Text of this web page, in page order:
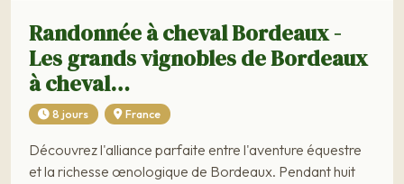
Randonnée à cheval Bordeaux -
Les grands vignobles de Bordeaux
à cheval…
8 jours France
Découvrez l'alliance parfaite entre l'aventure équestre
et la richesse œnologique de Bordeaux. Pendant huit